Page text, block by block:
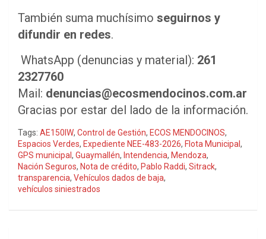
También suma muchísimo seguirnos y
difundir en redes.
WhatsApp (denuncias y material): 261
2327760
Mail: denuncias@ecosmendocinos.com.ar
Gracias por estar del lado de la información.
Tags: AE150IW, Control de Gestión, ECOS MENDOCINOS,
Espacios Verdes, Expediente NEE-483-2026, Flota Municipal ,
GPS municipal , Guaymallén, Intendencia, Mendoza,
Nación Seguros, Nota de crédito, Pablo Raddi, Sitrack,
transparencia, Vehículos dados de baja,
vehículos siniestrados